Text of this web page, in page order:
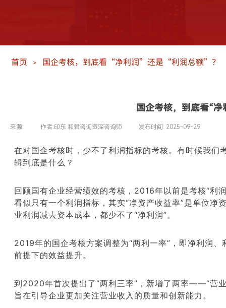
首页 ＞ 国企考核，到底看“净利润”还是“利润总额”？
国企考核，到底看“
来源: 作者:印东 和君咨询资深咨询师 发布时间: 2025-09-29
在对国企考核时，少不了利润指标的考核。有时候我们
辑到底是什么？
回顾国有企业经营绩效的考核， 2016年以前是考核“利
看似只有一个利润指标，其实“净资产收益率”是单位净
业利润减去资本成本，都少不了“净利润”。
2019年的国企考核方案调整为“两利一率” ，即净利润、
前提下的效益提升。
到2020年首次提出 了“两利三率” ，新增了两率——“营
旨在引导企业更加关注营业收入的 质量和创新能力 。